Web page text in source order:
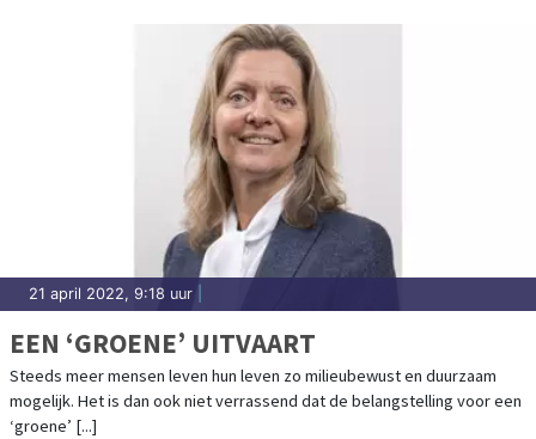
21 april 2022, 9:18 uur
EEN ‘GROENE’ UITVAART
Steeds meer mensen leven hun leven zo milieubewust en duurzaam
mogelijk. Het is dan ook niet verrassend dat de belangstelling voor een
‘groene’ [...]